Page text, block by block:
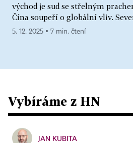
východ je sud se střelným
Čína soupeří o globální vliv.
5. 12. 2025 ▪ 7 min. čtení
Vybíráme z HN
JAN KUBITA